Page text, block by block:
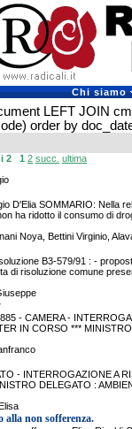
Chi siamo
LEFT JOIN
order by
2 1 2 succ. ultima
D'Elia SOMMARIO: Nella
ha ridotto il consumo di
Noya, Bettini Virginio,
B3-579/91 : -
di risoluzione comune
- CAMERA -
IN CORSO ***
- INTERROGAZIONE A
DELEGATO :
alla non sofferenza.